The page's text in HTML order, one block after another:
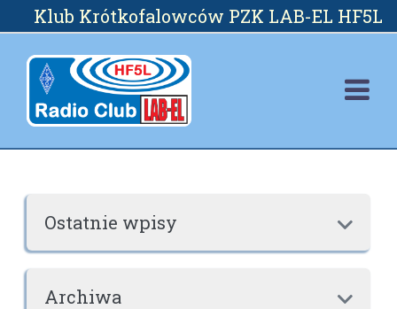
Skip
to
content
Klub Krótkofalowców PZK LAB-EL HF5L

Ostatnie wpisy

Archiwa